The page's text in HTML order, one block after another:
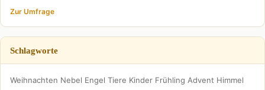
Zur Umfrage
Schlagworte
Weihnachten Nebel Engel Tiere Kinder Frühling Advent Himmel